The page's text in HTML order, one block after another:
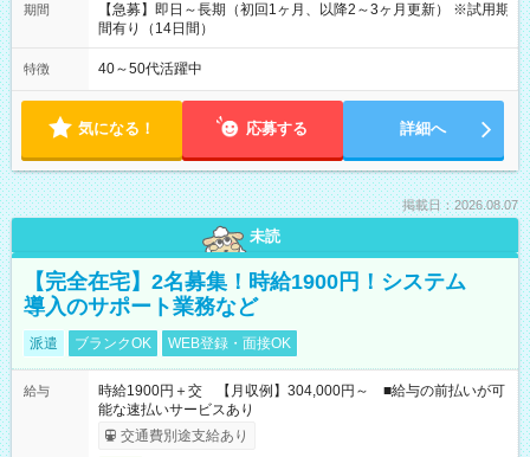
期間
【急募】即日～長期（初回1ヶ月、以降2～3ヶ月更新） ※試用期
間有り（14日間）
特徴 40～50代活躍中
気になる！ 応募する 詳細へ
掲載日：2026.08.07
未読
【完全在宅】2名募集！時給1900円！システム
導入のサポート業務など
派遣 ブランクOK WEB登録・面接OK
給与
時給1900円＋交 【月収例】304,000円～ ■給与の前払いが可
能な速払いサービスあり
交通費別途支給あり